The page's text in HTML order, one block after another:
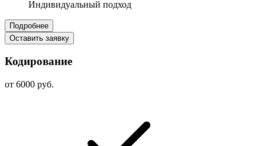
Индивидуальный подход
Подробнее
Оставить заявку
Кодирование
от 6000 руб.